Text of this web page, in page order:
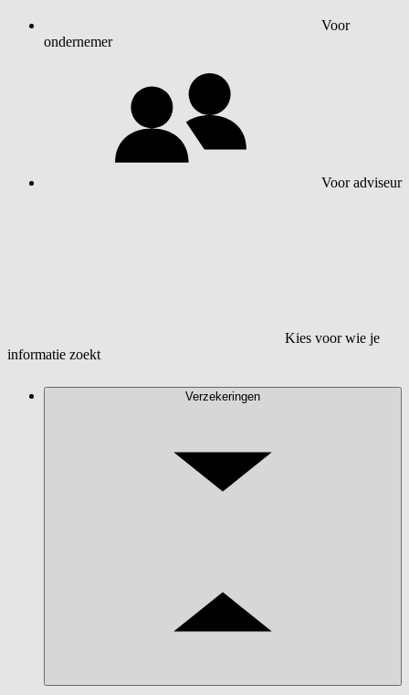
Voor
ondernemer
Voor adviseur
Kies voor wie je
informatie zoekt
Verzekeringen